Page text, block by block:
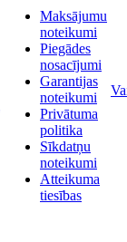
Maksājumu
noteikumi
Piegādes
nosacījumi
Garantijas
noteikumi
Privātuma
politika
Sīkdatņu
noteikumi
Atteikuma
tiesības